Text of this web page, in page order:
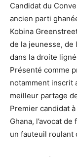
Candidat du
ancien parti
Kobina
de la jeunesse, de
dans la droite
Présenté comme
notamment inscrit
meilleur partage
Premier candidat
Ghana, l’avocat
un fauteuil roulant